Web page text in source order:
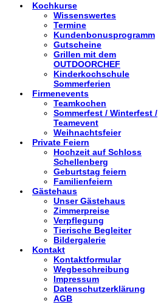
Kochkurse
Wissenswertes
Termine
Kundenbonusprogramm
Gutscheine
Grillen mit dem
OUTDOORCHEF
Kinderkochschule
Sommerferien
Firmenevents
Teamkochen
Sommerfest / Winterfest /
Teamevent
Weihnachtsfeier
Private Feiern
Hochzeit auf Schloss
Schellenberg
Geburtstag feiern
Familienfeiern
Gästehaus
Unser Gästehaus
Zimmerpreise
Verpflegung
Tierische Begleiter
Bildergalerie
Kontakt
Kontaktformular
Wegbeschreibung
Impressum
Datenschutzerklärung
AGB